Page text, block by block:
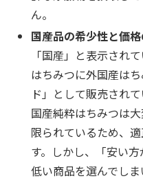
ん。
国産品の希少性と価
「国産」と表示され
はちみつに外国産は
ド」として販売され
国産純粋はちみつは
限られているため、
す。しかし、「安い
低い商品を選んでしま